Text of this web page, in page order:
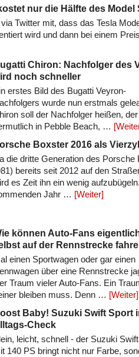
nur die Hälfte des Model
Twitter mit, dass das Tesla
wird und dann bei einem
Chiron: Nachfolger des
noch schneller
erstes Bild des Bugatti Veyron-
wurde nun erstmals
soll der Nachfolger heißen, der
in Pebble Beach, …
Boxster 2016 als
die dritte Generation des Porsche
bereits seit 2012 auf den
es Zeit ihn ein wenig
Jahr … [Weiter]
können Auto-Fans
auf der Rennstrecke
einen Sportwagen oder gar einen
über eine Rennstrecke
Traum vieler Auto-Fans. Ein
bleiben muss. Denn … [Weiter]
Baby! Suzuki Swift Sport
Check
leicht, schnell - der Suzuki
140 PS bringt nicht nur Farbe,